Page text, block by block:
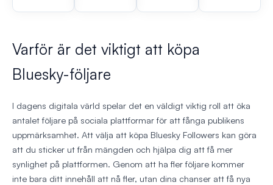
Varför är det viktigt att köpa
Bluesky-följare
I dagens digitala värld spelar det en väldigt viktig roll att öka
antalet följare på sociala plattformar för att fånga publikens
uppmärksamhet. Att välja att köpa Bluesky Followers kan göra
att du sticker ut från mängden och hjälpa dig att få mer
synlighet på plattformen. Genom att ha fler följare kommer
inte bara ditt innehåll att nå fler, utan dina chanser att få nya